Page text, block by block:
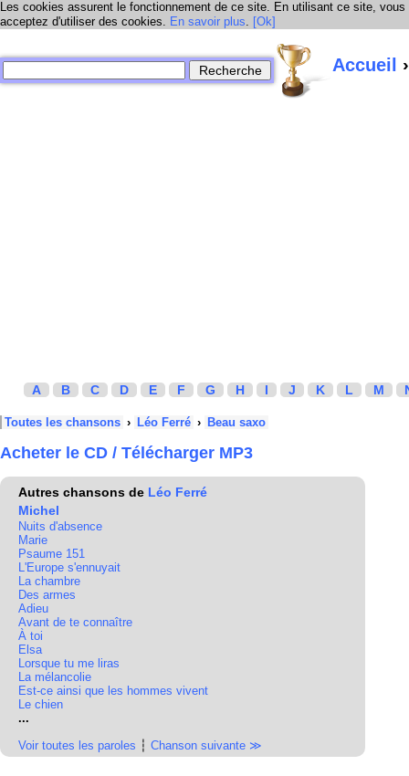
Les cookies assurent le fonctionnement de ce site. En utilisant ce site, vous
acceptez d'utiliser des cookies. En savoir plus. [Ok]
Accueil
A B C D E F G H I J K L M
Toutes les chansons › Léo Ferré › Beau saxo
Acheter le CD / Télécharger MP3
Autres chansons de Léo Ferré
Michel
Nuits d'absence
Marie
Psaume 151
L'Europe s'ennuyait
La chambre
Des armes
Adieu
Avant de te connaître
À toi
Elsa
Lorsque tu me liras
La mélancolie
Est-ce ainsi que les hommes vivent
Le chien
...
Voir toutes les paroles ┆ Chanson suivante ≫